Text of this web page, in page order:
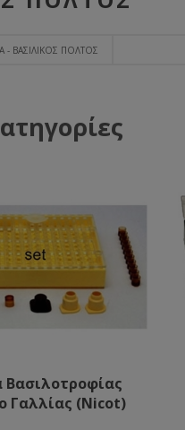
- ΒΑΣΙΛΙΚΌΣ ΠΟΛΤΌΣ
Βασιλοτροφίας
Γαλλίας (Nicot)